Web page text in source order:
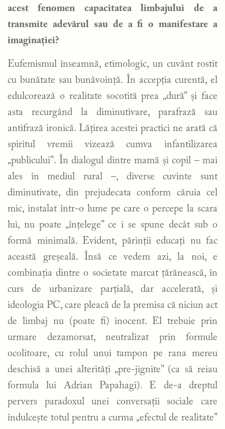
acest fenomen capacitatea limbajului de a
transmite adevărul sau de a fi o manifestare a
imaginației?
Eufemismul înseamnă, etimologic, un cuvânt rostit
cu bunătate sau bunăvoință. În accepția curentă, el
edulcorează o realitate socotită prea „dură” și face
asta recurgând la diminutivare, parafrază sau
antifrază ironică. Lățirea acestei practici ne arată că
spiritul vremii vizează cumva infantilizarea
„publicului”. În dialogul dintre mamă și copil – mai
ales în mediul rural –, diverse cuvinte sunt
diminutivate, din prejudecata conform căruia cel
mic, instalat într-o lume pe care o percepe la scara
lui, nu poate „înțelege” ce i se spune decât sub o
formă minimală. Evident, părinții educați nu fac
această greșeală. Însă ce vedem azi, la noi, e
combinația dintre o societate marcat țărănească, în
curs de urbanizare parțială, dar accelerată, și
ideologia PC, care pleacă de la premisa că niciun act
de limbaj nu (poate fi) inocent. El trebuie prin
urmare dezamorsat, neutralizat prin formule
ocolitoare, cu rolul unui tampon pe rana mereu
deschisă a unei alterități „pre-jignite” (ca să reiau
formula lui Adrian Papahagi). E de-a dreptul
pervers paradoxul unei conversații sociale care
îndulcește totul pentru a curma „efectul de realitate”